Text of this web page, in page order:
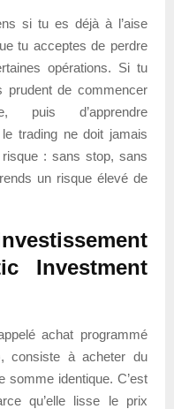
si tu es déjà à l’aise
tu acceptes de perdre
opérations. Si tu
prudent de commencer
puis d’apprendre
trading ne doit jamais
: sans stop, sans
un risque élevé de
Investment
achat programmé
consiste à acheter du
somme identique. C’est
qu’elle lisse le prix